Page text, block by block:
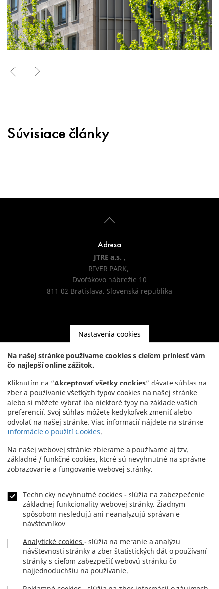
Súvisiace články
Adresa
JTRE a.s. ,
RIVER PARK,
Dvořákovo nábrežie 10
811 02 Bratislava, Slovenská republika
Kontakt
Headquarters: +421 2 5941 8200
Showroom: +421 2 5941 8855
Footer
menu
NEWSLETTER
KONTAKT
DLHOPISY
OCHRANA OSOBNÝCH ÚDAJOV
Nastavenia cookies
Na našej stránke používame cookies s cieľom priniesť vám
čo najlepší online zážitok.
Kliknutím na “Akceptovať všetky cookies” dávate súhlas na
zber a používanie všetkých typov cookies na našej stránke
alebo si môžete vybrať iba niektoré typy na základe vašich
preferencií. Svoj súhlas môžete kedykoľvek zmeniť alebo
odvolať na našej stránke. Viac informácií nájdete na stránke
Informácie o použití Cookies.
Na našej webovej stránke zbierame a používame aj tzv.
základné / funkčné cookies, ktoré sú nevyhnutné na správne
zobrazovanie a fungovanie webovej stránky.
Technicky nevyhnutné cookies - slúžia na zabezpečenie
základnej funkcionality webovej stránky. Žiadnym
spôsobom nesledujú ani neanalyzujú správanie
návštevníkov.
Analytické cookies - slúžia na meranie a analýzu
návštevnosti stránky a zber štatistických dát o používaní
stránky s cieľom zabezpečiť webovú stránku čo
najjednoduchšiu na používanie.